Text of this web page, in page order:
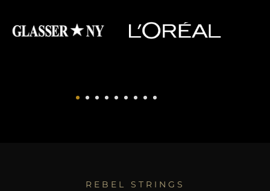
REBEL STRINGS